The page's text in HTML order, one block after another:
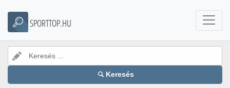
SPORTTOP.HU
Keresés